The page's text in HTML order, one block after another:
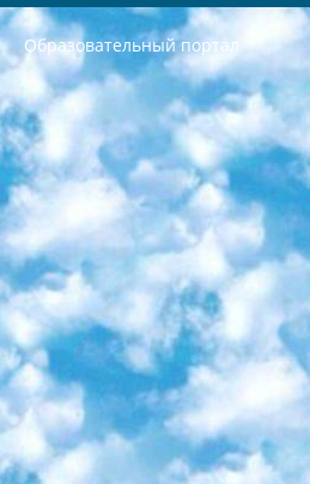
Образовательный портал
РЕСПУБЛИКА УЗБЕКИСТАН МИНИСТРЕРСТВО ДОШКОЛЬНОГО И ШКОЛЬНОГО ОБРАЗОВАНИЯ КОМАНДА в общеобразовательных учреждениях в 2023-2024 учебном году организация и проведение итоговой государственной аттестации обучающихся о Министра дошкольного и школьного образования Республики Узбекистан от 4 марта 2008 года (постановлением Минюста от 20 марта 2008 года № 1778 государственной регистрации) «Итоговое состояние учащихся общего среднего образования на основании положения об утверждении положения об аттестации общего среднего образования выпускной экзамен студентов в образовательных учреждениях в 2023-2024 учебном году В целях организации и прохождения аттестации приказываю: 1. Следующее: перечень предметов, по которым будет проводиться итоговая государственная аттестация и экзамен формы перевода согласно приложению 1; сертификаты международного образца, оценивающие уровень владения иностранными языками перечень согласно приложению 2; 2. Педагогический при специализированных образовательных учреждениях. научно-практический центр квалификации и международной оценки (Д.Давидова) 2024 г. До 25 марта: задания по предметам, по которым будет проводиться итоговая аттестация разработка и утверждение технических условий; итоговая аттестация на основании разработанного предметного задания разработка вопросов по предметам (устно и письменно), экзамен передача; общеобразовательные средние школы и специальные учебные заведения учащиеся выпускных классов школ и интернатов в агентской системе подготовка базы данных экзаменационных материалов и критериев оценки; перевод базы экзаменационных материалов на все языки обучения подать в Республиканский образовательный центр для изготовления; варианты экзаменов на основе разработанных контрольных материалов пусть будут поставлены задачи формирования. 3. Республиканский образовательный центр (Ш.Худайкулов) до 5 апреля 2024 года. до: база данных предоставленных экзаменационных материалов на все языки обучения перевод и экспертиза; для слепых, слабовидящих, глухих, слабослышащих и умственно отсталых детей учащиеся выпускных классов специализированных школ и школ-интернатов база данных экзаменационных материалов на всех преподаваемых языках подготовка критериев оценки; специализированные школы для умственно отсталых детей и технологии для учащихся выпускных классов школ-интернатов разработка соответствующих рекомендаций и критериев проведения ЕГЭ по естествознанию давать задания. 4. Педагогический при специализированных образовательных учреждениях. Научно-практический центр навыков и международной оценки (Д.Давидова), Республика образовательный центр (Худайкулов Ш.) итоговый государственный аттестационный экзамен ориентирован на творческое и логическое мышление при подготовке базы материалов учитывать введение заданий. 5. Следует отметить, что: сертификат государственного образца о знании общеобразовательного предмета и как минимум национальный уровень B1 по предметам на иностранных языках, указанным в Приложении 2. или международно признанный сертификат эквивалентного уровня студенты, изучающие определенный предмет, освобождаются от экзамена; по соответствующим предметам запланирована итоговая государственная аттестация за день до дня, путем жеребьевки Рабочей группой (в письменной форме по предметам, проводимым в форме) из числа сформированных вариантов выбрано 2 варианта; 2 выбранных варианта экзамена анонсированы на официальном сайте министерства и все выпускники по всей стране на основе этих вариантов проводит итоговую государственную аттестацию. 6. Государственное образование учащихся средних общеобразовательных учреждений. знания в соответствии с квалификационными требованиями, которые необходимо приобрести на основании стандартов итоговый (выпускной) контроль для 9 и 11 классов в целях тестирования Экзамены (далее – экзамены) состоят из предметов, перечисленных в приложении 1. будет сделано. 7. Экзамены пройдут с 26 мая по 15 июня 2024 г. (кроме науки физического воспитания). 8. Физическая для учащихся 9 классов общесредних образовательных учреждений. Экзамены по предмету «Образование, квалификация медицина» 1-6 мая 2024 года. сотрудники перевести под присмотр (с отклонениями в физическом или умственном развитии) специализированная школа для детей, школы-интернаты и со сколиозом школы-интернаты санаторного типа для больных детей исключены). 9. Он был слепым, слабовидящим и имел нарушения опорно-двигательного аппарата. экзамены в специализированных школах и интернатах для детей должны проводиться исходя из требований, предъявляемых к общеобразовательным учреждениям (физкультура кроме науки). 10. Специализированная школа для глухих и слабослышащих детей. и экзамены в интернатах и быть реализован в виде письменного теста по математике. 11. Специальность для умственно отсталых детей. Для 9 класса Родной язык и литературное письмо Государственный язык (язык обучения – узбекский). для неклассов) написано Математическое письмо Письменная/устная история Узбекистана Физическое воспитание практично Итоговый контроль Для 11 класса Написание родного языка и литературы (эссе) Математическое письмо Узбекский язык (обучение на узбекском языке) не посещающее общее среднее образование для учреждений)/Образовательное учреждение выбор письменный и устный Иностранный язык письменный/устный Письменная/устная история Узбекистана *По выбору студента:  Химия  Физика  Основы государственного права  География 10 бесплатных образовательных ресурсов - Мы составили подборку онлайн-проектов с интерактивными упражнениями, видеолекциями и статьями. Они помогут вам обрести новые и освежить старые знания бесплатно. 1. «ИНТУИТ» Старейшая образовательная площадка Рунета. Здесь вы найдёте сотни текстовых и видеокурсов на десятки различных тем — от программирования до психологии. Многие курсы подготовлены российскими университетами и крупными международными компаниями вроде Intel и Microsoft. Самостоятельное обучение бесплатное, но желающие могут оплатить услуги персональных наставников. 2. «Смартия» знакомит с актуальными профессиями и подсказывает, как им обучаться. Выбрав заинтересовавшую вас специальность — SMM-специалист, фотограф, веб-дизайнер или другую, — увидите список необходимых для неё умений. Чтобы вы могли освоить их самостоятельно, для каждого умения площадка отображает подборку ссылок на учебные материалы. Хотя «Смартия» ориентируется на русскоязычную аудиторию, часть контента всё же доступна только на английском. 3. «Лекторий Физтеха» Проект Московского физико-технического института (Физтеха). С его помощью вы можете смотреть онлайн серии лекций, записанные на видео в этом вузе. В числе доступных предметов — физика, биология, химия, информационные технологии и другие. К некоторым лекциям администрация ресурса прилагает готовые конспекты, которые можно скачивать в PDF-формате. 4. ITMOcourses Онлайн-площадка Санкт-Петербургского национального исследовательского университета информационных технологий, механики и оптики (ИТМО). Ресурс предоставляет свободный доступ к курсам, разработанным в